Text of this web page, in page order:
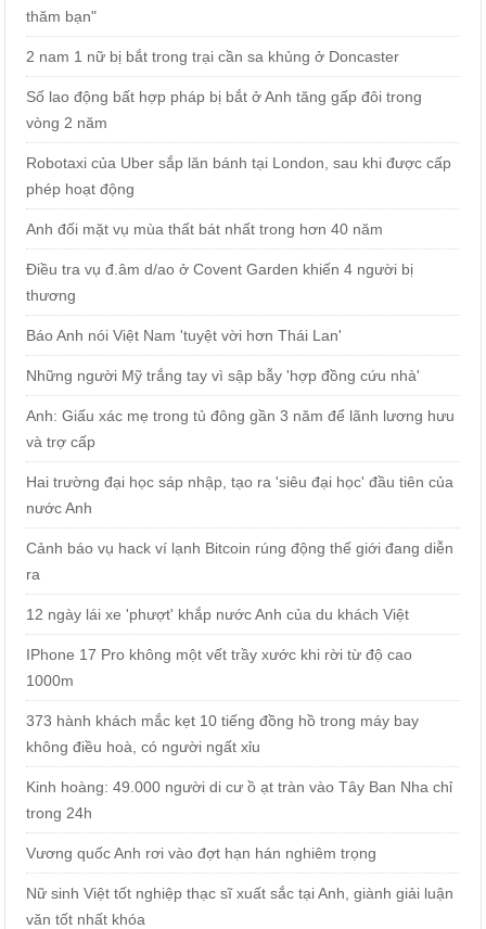
thăm bạn"
2 nam 1 nữ bị bắt trong trại cần sa khủng ở Doncaster
Số lao động bất hợp pháp bị bắt ở Anh tăng gấp đôi trong
vòng 2 năm
Robotaxi của Uber sắp lăn bánh tại London, sau khi được cấp
phép hoạt động
Anh đối mặt vụ mùa thất bát nhất trong hơn 40 năm
Điều tra vụ đ.âm d/ao ở Covent Garden khiến 4 người bị
thương
Báo Anh nói Việt Nam 'tuyệt vời hơn Thái Lan'
Những người Mỹ trắng tay vì sập bẫy 'hợp đồng cứu nhà'
Anh: Giấu xác mẹ trong tủ đông gần 3 năm để lãnh lương hưu
và trợ cấp
Hai trường đại học sáp nhập, tạo ra 'siêu đại học' đầu tiên của
nước Anh
Cảnh báo vụ hack ví lạnh Bitcoin rúng động thế giới đang diễn
ra
12 ngày lái xe 'phượt' khắp nước Anh của du khách Việt
IPhone 17 Pro không một vết trầy xước khi rời từ độ cao
1000m
373 hành khách mắc kẹt 10 tiếng đồng hồ trong máy bay
không điều hoà, có người ngất xỉu
Kinh hoàng: 49.000 người di cư ồ ạt tràn vào Tây Ban Nha chỉ
trong 24h
Vương quốc Anh rơi vào đợt hạn hán nghiêm trọng
Nữ sinh Việt tốt nghiệp thạc sĩ xuất sắc tại Anh, giành giải luận
văn tốt nhất khóa